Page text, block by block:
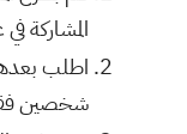
المشاركة
اطلب
شخصين